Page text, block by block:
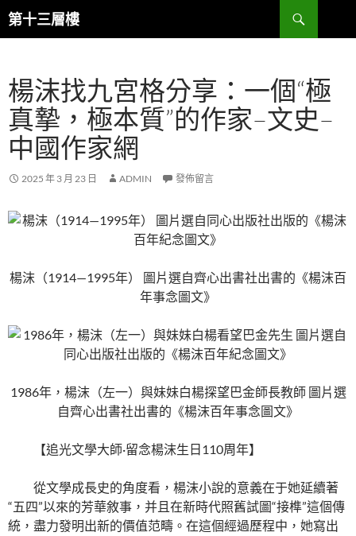
跳
至
內
第十三層樓
搜
尋
楊沫找九宮格分享：一個“極
真摯，極本質”的作家–文史–
中國作家網
2025 年 3 月 23 日 ADMIN 發佈留言
楊沫（1914—1995年） 圖片選自齊心出書社出書的《楊沫百
年事念圖文》
1986年，楊沫（左一）與妹妹白楊探望巴金師長教師 圖片選
自齊心出書社出書的《楊沫百年事念圖文》
【追光文學大師·留念楊沫生日110周年】
從文學成長史的角度看，楊沫小說的意義在于她延續著
“五四”以來的芳華敘事，并且在新時代照舊試圖“接榫”這個傳
統，盡力發明出新的價值范疇。在這個經過歷程中，她寫出